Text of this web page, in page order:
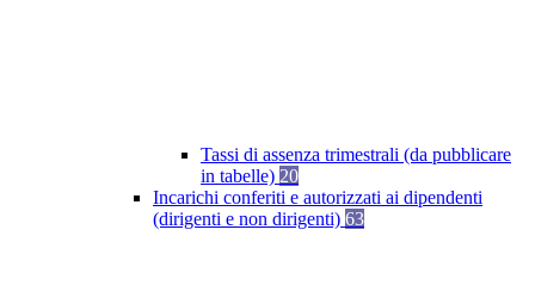
Tassi di assenza trimestrali (da pubblicare
in tabelle) 20
Incarichi conferiti e autorizzati ai dipendenti
(dirigenti e non dirigenti) 63